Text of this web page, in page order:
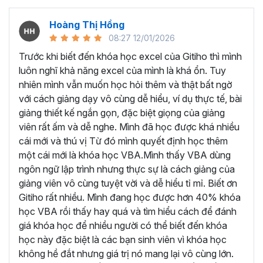
nghiệp, giảng viênDương Mạnh Quânhiểu được những
khó khăn của người học VBA Excel.
Bởi vậy thầy đã đúc kết kiến thức và kinh nghiệm của
mình thành những bài giảng chi tiết, hướng dẫn từng bước
một để học viên có thể thành thạo từng phần, trước khi
giảng dạy về tư duy và phương pháp để xử lý các bài toán
tự động hóa công việc, quy trình trên VBA Excel.
Những kiến thức được học
trong khóa học VBA này:
Nắm vững kiến thức nền tảng về VBA:
Hiểu rõ cú pháp, nguyên tắc làm việc và các khái
niệm cơ bản của VBA.
Thành thạo việc khai báo biến, sử dụng hằng số, và
quản lý bộ nhớ.
Thành thạo cách sử dụng Macro:
Hoàng Thị Hồng
08:27 12/01/2026
Trước khi biết đến khóa học excel của Gitiho thì mình
luôn nghĩ khả năng excel của mình là khá ổn. Tuy
nhiên mình vẫn muốn học hỏi thêm và thật bất ngờ
với cách giảng dạy vô cùng dễ hiểu, ví dụ thực tế, bài
giảng thiết kế ngắn gọn, đặc biệt giọng của giảng
viên rất ấm và dễ nghe. Mình đã học được khá nhiều
cái mới và thú vị Từ đó mình quyết định học thêm
một cái mới là khóa học VBA.Mình thấy VBA dùng
ngôn ngữ lập trình nhưng thực sự là cách giảng của
giảng viên vô cùng tuyệt vời và dễ hiểu tỉ mỉ. Biết ơn
Gitiho rất nhiều. Mình đang học được hơn 40% khóa
học VBA rồi thấy hay quá và tìm hiểu cách để đánh
giá khóa học để nhiều người có thể biết đến khóa
học này đặc biệt là các bạn sinh viên vì khóa học
không hề đắt nhưng giá trị nó mang lại vô cùng lớn.